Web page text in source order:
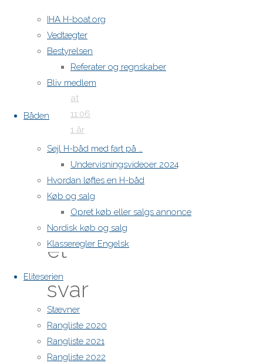
IHA H-boat.org
Vedtægter
Bestyrelsen
Referater og regnskaber
Bliv medlem
Båden
Sejl H-båd med fart på …
Undervisningsvideoer 2024
Hvordan løftes en H-båd
Køb og salg
Opret køb eller salgs annonce
Nordisk køb og salg
Klasseregler Engelsk
Eliteserien
Stævner
Rangliste 2020
Rangliste 2021
Rangliste 2022
Jacob
NS
19.
april
2025
at
11:06
1 år
ago
Reply
Skriv
et
svar
Din e-
mailadresse